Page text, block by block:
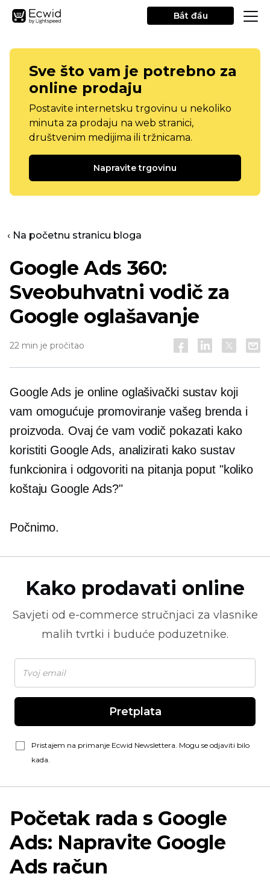
Bắt đầu
Sve što vam je potrebno za
online prodaju
Postavite internetsku trgovinu u nekoliko
minuta za prodaju na web stranici,
društvenim medijima ili tržnicama.
Napravite trgovinu
‹ Na početnu stranicu bloga
Google Ads 360:
Sveobuhvatni vodič za
Google oglašavanje
22 min je pročitao
Google Ads je online oglašivački sustav koji
vam omogućuje promoviranje vašeg brenda i
proizvoda. Ovaj će vam vodič pokazati kako
koristiti Google Ads, analizirati kako sustav
funkcionira i odgovoriti na pitanja poput "koliko
koštaju Google Ads?"
Počnimo.
Kako prodavati online
Savjeti od e-commerce stručnjaci za vlasnike
malih tvrtki i buduće poduzetnike.
Pretplata
Pristajem na primanje Ecwid Newslettera. Mogu se odjaviti bilo
kada.
Početak rada s Google
Ads: Napravite Google
Ads račun